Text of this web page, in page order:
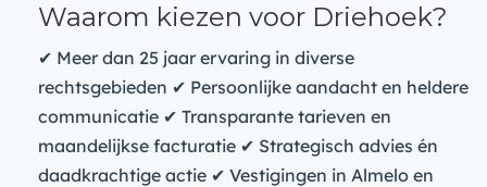
Waarom kiezen voor Driehoek?
✔ Meer dan 25 jaar ervaring in diverse
rechtsgebieden ✔ Persoonlijke aandacht en heldere
communicatie ✔ Transparante tarieven en
maandelijkse facturatie ✔ Strategisch advies én
daadkrachtige actie ✔ Vestigingen in Almelo en